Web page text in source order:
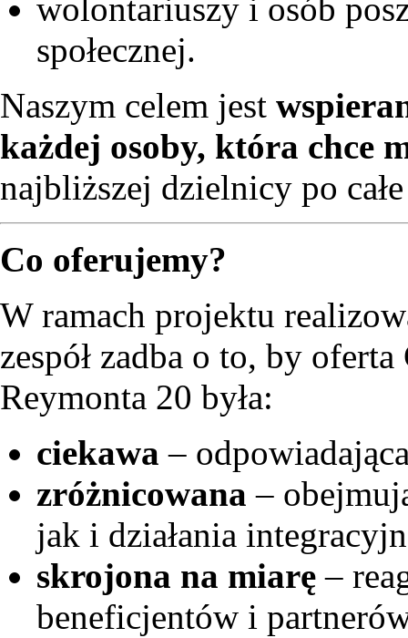
wolontariuszy i osób
społecznej.
Naszym celem jest
każdej osoby, która chce
najbliższej dzielnicy po
Co oferujemy?
W ramach projektu
zespół zadba o to, by
Reymonta 20 była:
ciekawa –
zróżnicowana –
jak i działania
skrojona na miarę –
beneficjentów i